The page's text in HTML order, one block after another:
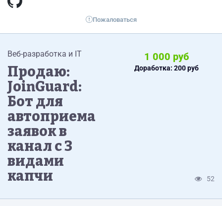
Пожаловаться
Веб-разработка и IT
Продаю:
JoinGuard:
Бот для
автоприема
заявок в
канал с 3
видами
капчи
1 000 руб
Доработка: 200 руб
52